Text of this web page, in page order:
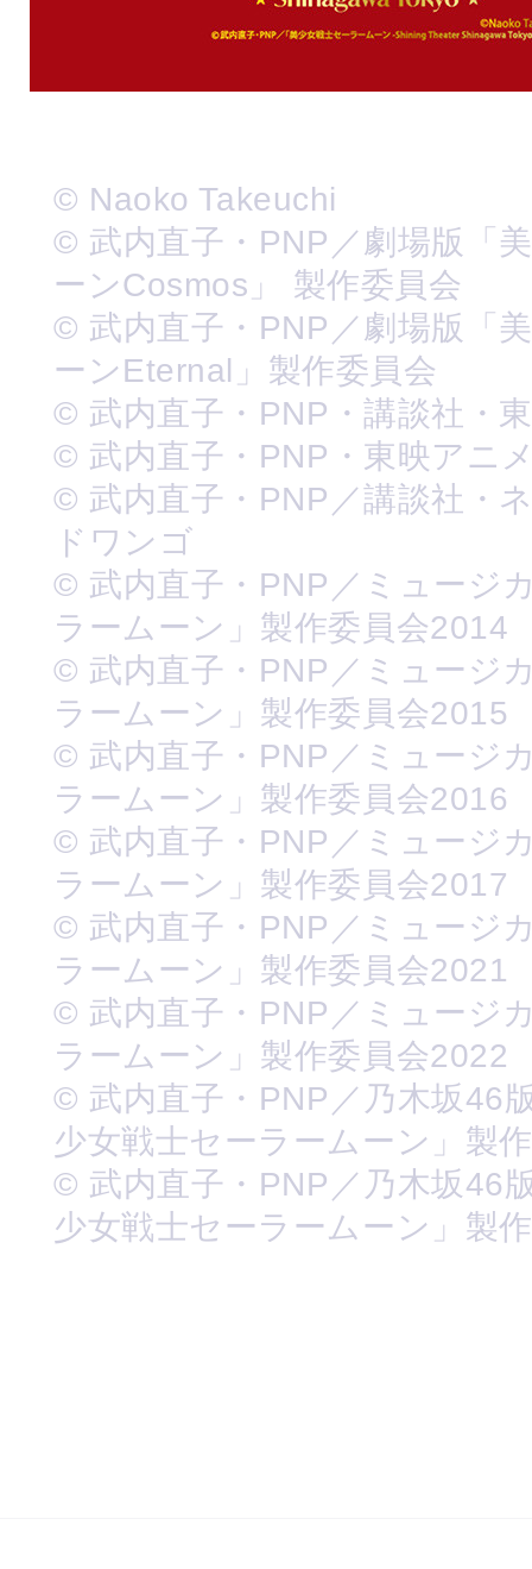
© Naoko Takeuchi
© 武内直子・PNP／劇場版「
ーンCosmos」 製作委員会
© 武内直子・PNP／劇場版「
ーンEternal」製作委員会
© 武内直子・PNP・講談社・
© 武内直子・PNP・東映アニ
© 武内直子・PNP／講談社・
ドワンゴ
© 武内直子・PNP／ミュージ
ラームーン」製作委員会2014
© 武内直子・PNP／ミュージ
ラームーン」製作委員会2015
© 武内直子・PNP／ミュージ
ラームーン」製作委員会2016
© 武内直子・PNP／ミュージ
ラームーン」製作委員会2017
© 武内直子・PNP／ミュージ
ラームーン」製作委員会2021
© 武内直子・PNP／ミュージ
ラームーン」製作委員会2022
© 武内直子・PNP／乃木坂46
少女戦士セーラームーン」製
© 武内直子・PNP／乃木坂46
少女戦士セーラームーン」製